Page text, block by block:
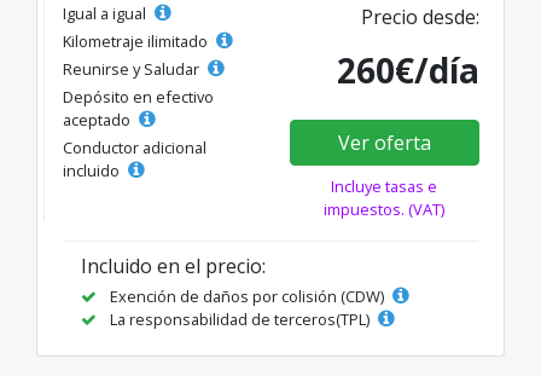
Igual a igual
Kilometraje ilimitado
Reunirse y Saludar
Depósito en efectivo
aceptado
Conductor adicional
incluido
Precio desde:
260€/día
Ver oferta
Incluye tasas e
impuestos. (VAT)
Incluido en el precio:
Exención de daños por colisión (CDW)
La responsabilidad de terceros(TPL)